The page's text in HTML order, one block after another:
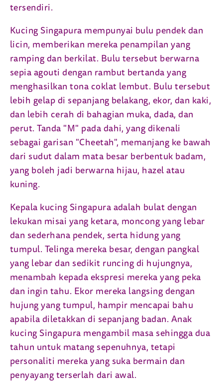
tersendiri.
Kucing Singapura mempunyai bulu pendek dan
licin, memberikan mereka penampilan yang
ramping dan berkilat. Bulu tersebut berwarna
sepia agouti dengan rambut bertanda yang
menghasilkan tona coklat lembut. Bulu tersebut
lebih gelap di sepanjang belakang, ekor, dan kaki,
dan lebih cerah di bahagian muka, dada, dan
perut. Tanda "M" pada dahi, yang dikenali
sebagai garisan "Cheetah", memanjang ke bawah
dari sudut dalam mata besar berbentuk badam,
yang boleh jadi berwarna hijau, hazel atau
kuning.
Kepala kucing Singapura adalah bulat dengan
lekukan misai yang ketara, moncong yang lebar
dan sederhana pendek, serta hidung yang
tumpul. Telinga mereka besar, dengan pangkal
yang lebar dan sedikit runcing di hujungnya,
menambah kepada ekspresi mereka yang peka
dan ingin tahu. Ekor mereka langsing dengan
hujung yang tumpul, hampir mencapai bahu
apabila diletakkan di sepanjang badan. Anak
kucing Singapura mengambil masa sehingga dua
tahun untuk matang sepenuhnya, tetapi
personaliti mereka yang suka bermain dan
penyayang terserlah dari awal.